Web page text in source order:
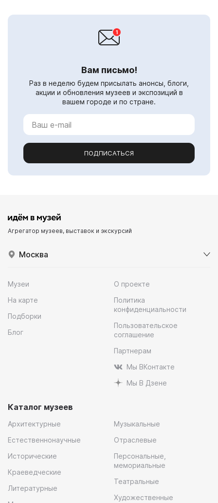
Вам письмо!
Раз в неделю будем присылать анонсы, блоги,
акции и обновления музеев и экспозиций в
вашем городе и по стране.
ПОДПИСАТЬСЯ
Агрегатор музеев, выставок и экскурсий
Москва
Музеи
На карте
Подборки
Блог
О проекте
Политика
конфиденциальности
Пользовательское
соглашение
Партнерам
Мы ВКонтакте
Мы В Дзене
Каталог музеев
Архитектурные
Естественнонаучные
Исторические
Краеведческие
Литературные
Музыкальные
Отраслевые
Персональные,
мемориальные
Театральные
Художественные